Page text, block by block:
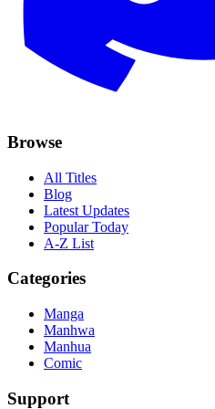
Browse
All Titles
Blog
Latest Updates
Popular Today
A-Z List
Categories
Manga
Manhwa
Manhua
Comic
Support